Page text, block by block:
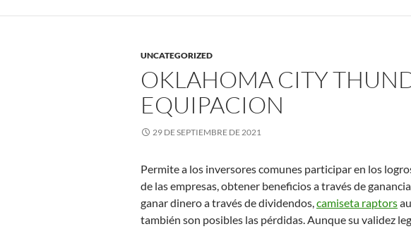
UNCATEGORIZED
OKLAHOMA CITY
EQUIPACION
29 DE SEPTIEMBRE DE 2021
Permite a los inversores comunes participar en los
de las empresas, obtener beneficios a través de
ganar dinero a través de dividendos,camiseta raptors
también son posibles las pérdidas. Aunque su validez